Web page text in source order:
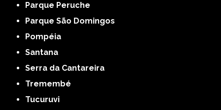
Parque Peruche
Parque São Domingos
Pompéia
Santana
Serra da Cantareira
Tremembé
Tucuruvi